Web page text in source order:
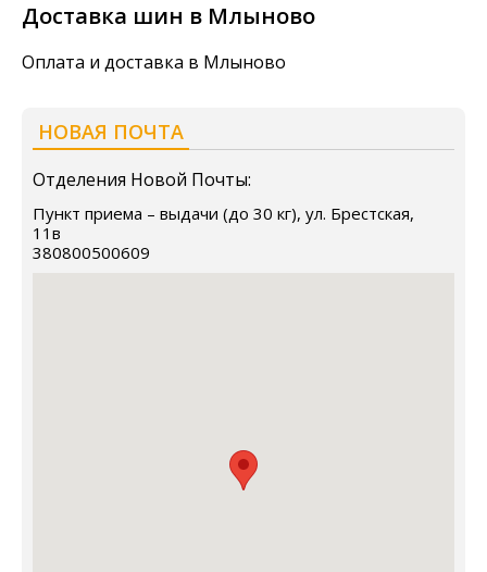
Доставка шин в Млыново
Оплата и доставка в Млыново
НОВАЯ ПОЧТА
Отделения Новой Почты:
Пункт приема – выдачи (до 30 кг), ул. Брестская,
11в
380800500609